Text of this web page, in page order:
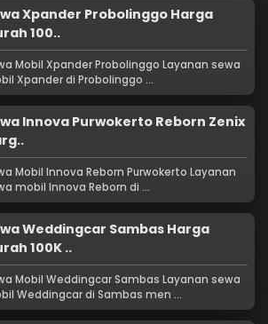
Xpander Probolinggo Harga
100..
Mobil Xpander Probolinggo Layanan sewa
Xpander di Probolinggo ...
Innova Purwokerto Reborn Zenix
Mobil Innova Reborn Purwokerto Layanan
mobil Innova Reborn di ...
Weddingcar Sambas Harga
100K ..
Mobil Weddingcar Sambas Layanan sewa
Weddingcar di Sambas men ...